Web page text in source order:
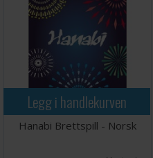
Legg i handlekurven
Hanabi Brettspill - Norsk